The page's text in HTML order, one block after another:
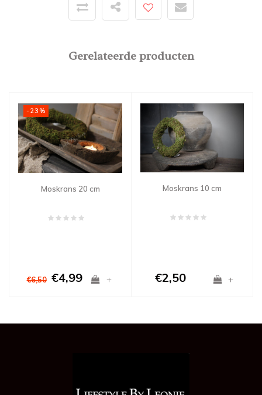
Gerelateerde producten
-23%
Moskrans 20 cm
€6,50 €4,99 +
Moskrans 10 cm
€2,50 +